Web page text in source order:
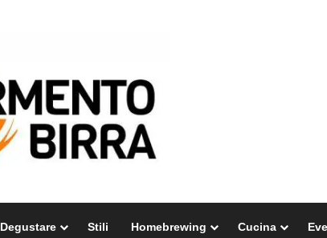
Degustare Stili Homebrewing Cucina